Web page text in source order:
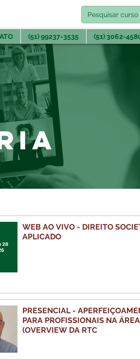
(51) 99237-3535 (51) 3062-
WEB AO VIVO - DIREITO
APLICADO
PRESENCIAL -
PARA PROFISSIONAIS NA ÁREA
(OVERVIEW DA RTC